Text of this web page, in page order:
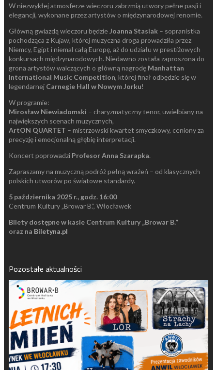
W niezwykłej atmosferze wieczoru zabrzmią utwory pełne pasji i
elegancji, wykonane przez artystów o międzynarodowej renomie.
Główną gwiazdą wieczoru będzie Joanna Stasiak – sopranistka
pochodząca z Kujaw, której muzyczna droga prowadziła przez
Niemcy, Egipt i niemal całą Europę, aż do udziału w prestiżowych
konkursach międzynarodowych. Niedawno została zaproszona do
grona artystów walczących o główną nagrodę Manhattan
International Music Competition, której finał odbędzie się w
legendarnej Carnegie Hall w Nowym Jorku!
W programie:
Mirosław Niewiadomski – charyzmatyczny tenor, uwielbiany na
największych scenach muzycznych,
ArtON QUARTET – mistrzowski kwartet smyczkowy, ceniony za
precyzję i emocjonalną głębię interpretacji.
Koncert poprowadzi Profesor Anna Szarapka.
Zapraszamy na muzyczną podróż pełną wrażeń – od klasycznych
polskich utworów po światowe standardy.
5 października 2025 r., godz. 16:00
Centrum Kultury „Browar B.”, Włocławek
Bilety dostępne w kasie Centrum Kultury „Browar B.”
oraz na Biletyna.pl
Pozostałe aktualności